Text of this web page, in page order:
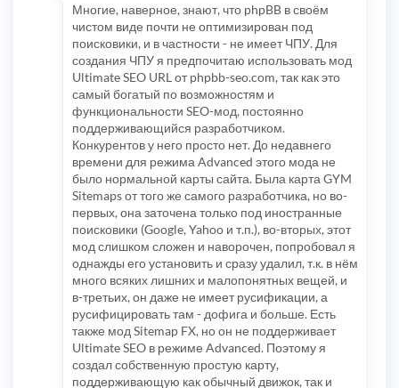
Многие, наверное, знают, что phpBB в своём
чистом виде почти не оптимизирован под
поисковики, и в частности - не имеет ЧПУ. Для
создания ЧПУ я предпочитаю использовать мод
Ultimate SEO URL от phpbb-seo.com, так как это
самый богатый по возможностям и
функциональности SEO-мод, постоянно
поддерживающийся разработчиком.
Конкурентов у него просто нет. До недавнего
времени для режима Advanced этого мода не
было нормальной карты сайта. Была карта GYM
Sitemaps от того же самого разработчика, но во-
первых, она заточена только под иностранные
поисковики (Google, Yahoo и т.п.), во-вторых, этот
мод слишком сложен и наворочен, попробовал я
однажды его установить и сразу удалил, т.к. в нём
много всяких лишних и малопонятных вещей, и
в-третьих, он даже не имеет русификации, а
русифицировать там - дофига и больше. Есть
также мод Sitemap FX, но он не поддерживает
Ultimate SEO в режиме Advanced. Поэтому я
создал собственную простую карту,
поддерживающую как обычный движок, так и